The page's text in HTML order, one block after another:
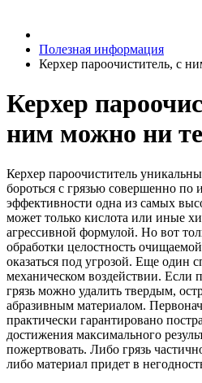
Полезная информация
Керхер пароочиститель, с
Керхер
ним можно ни
Керхер пароочиститель
бороться с грязью совершенно
эффективности одна из самых
может только кислота или иные
агрессивной формулой. Но вот
обработки целостность
оказаться под угрозой. Еще один
механическом воздействии. Если
грязь можно удалить твердым,
абразивным материалом.
практически гарантировано
достижения максимального
пожертвовать. Либо грязь
либо материал придет в